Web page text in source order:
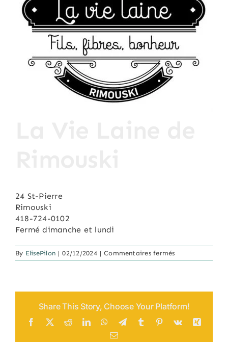
24 St-Pierre
Rimouski
418-724-0102
Fermé dimanche et lundi
By ElisePilon | 02/12/2024 | Commentaires ferméssur
La
Share This Story, Choose Your Platform!
Facebook
X RedditLinkedInWhatsApp
TelegramTumblr Pinterest
Vk
Xing
Email